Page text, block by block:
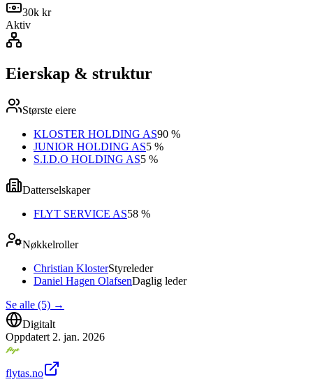
30k kr
Aktiv
Eierskap & struktur
Største eiere
KLOSTER HOLDING AS90 %
JUNIOR HOLDING AS5 %
S.I.D.O HOLDING AS5 %
Datterselskaper
FLYT SERVICE AS58 %
Nøkkelroller
Christian KlosterStyreleder
Daniel Hagen OlafsenDaglig leder
Se alle (5) →
Digitalt
Oppdatert 2. jan. 2026
flytas.no